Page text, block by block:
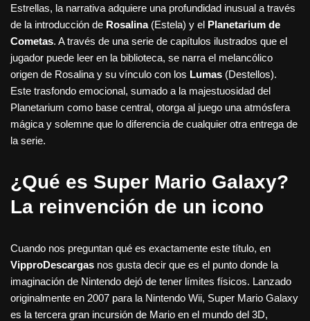
Estrellas, la narrativa adquiere una profundidad inusual a través
de la introducción de Rosalina(Estela) y el Planetarium de
Cometas. A través de una serie de capítulos ilustrados que el
jugador puede leer en la biblioteca, se narra el melancólico
origen de Rosalina y su vínculo con los Lumas (Destellos).
Este trasfondo emocional, sumado a la majestuosidad del
Planetarium como base central, otorga al juego una atmósfera
mágica y solemne que lo diferencia de cualquier otra entrega de
la serie.
¿Qué es Super Mario Galaxy?
La reinvención de un icono
Cuando nos preguntan qué es exactamente este título, en
VipproDescargas nos gusta decir que es el punto donde la
imaginación de Nintendo dejó de tener límites físicos. Lanzado
originalmente en 2007 para la Nintendo Wii, Super Mario Galaxy
es la tercera gran incursión de Mario en el mundo del 3D,